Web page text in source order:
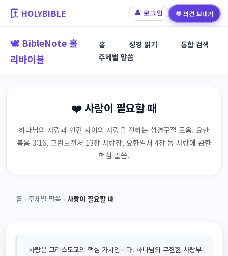
HOLYBIBLE 👤 로그인 💬 의견 보내기
🕊️ BibleNote 홀
리바이블
홈 성경 읽기
통합 검색
주제별 말씀
❤️ 사랑이 필요할 때
하나님의 사랑과 인간 사이의 사랑을 전하는 성경구절 모음. 요한
복음 3:16, 고린도전서 13장 사랑장, 요한일서 4장 등 사랑에 관한
핵심 말씀.
홈 › 주제별 말씀 › 사랑이 필요할 때
사랑은 그리스도교의 핵심 가치입니다. 하나님의 무한한 사랑부